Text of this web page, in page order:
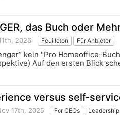
das Buch oder
2026 Feuilleton Für Anbieter
kein "Pro Homeoffice-
Auf den ersten Blick
versus self-
17th, 2025 For CEOs